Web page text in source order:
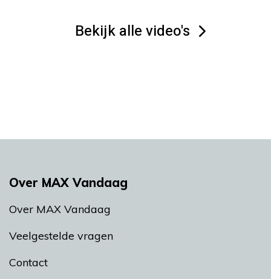
Bekijk alle video's
Over MAX Vandaag
Over MAX Vandaag
Veelgestelde vragen
Contact